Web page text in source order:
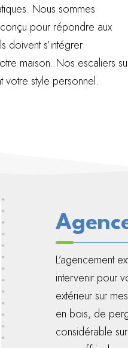
Nous sommes
pour répondre aux
doivent s’intégrer
maison. Nos escaliers
votre style personnel.
L’agencement
intervenir pour
extérieur sur
en bois, de
considérable